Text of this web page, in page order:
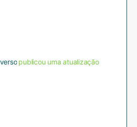
publicou uma atualização